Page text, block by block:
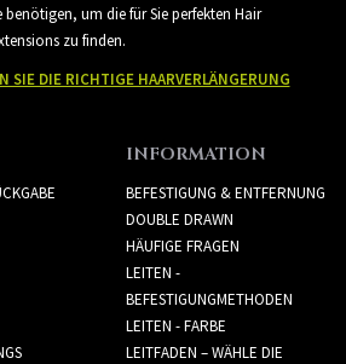
benötigen, um die für Sie perfekten Hair
zu finden.
SIE DIE RICHTIGE HAARVERLÄNGERUNG
INFORMATION
BEFESTIGUNG & ENTFERNUNG
DOUBLE DRAWN
HÄUFIGE FRAGEN
LEITEN -
BEFESTIGUNGMETHODEN
LEITEN - FARBE
LEITFADEN – WÄHLE DIE